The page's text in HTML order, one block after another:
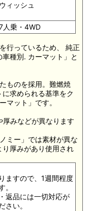
ウィッシュ
人乗・4WD
行っているため、 純正
種別. カーマット」と
ものを採用。難燃焼
求められる基準をク
マット」です。
みなどが異なります
ミー」では素材が異な
り厚みがあり使用され
ますので、1週間程度
返品には一切対応が
さい。